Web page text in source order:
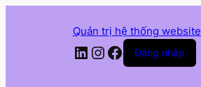
Quản trị hệ thống website
LinkedIn
Instagram
Facebook
Đăng nhập